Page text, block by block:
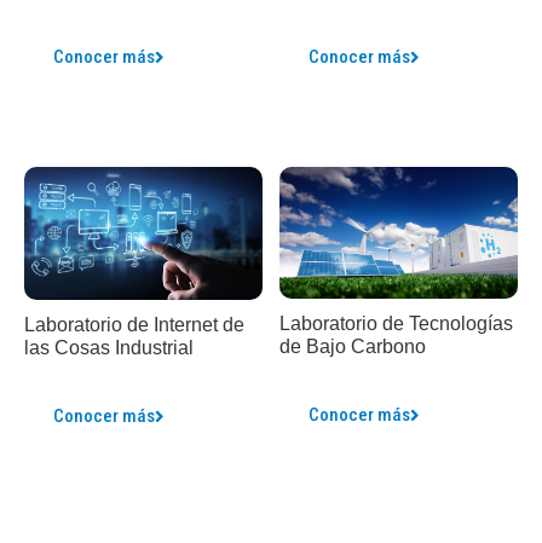
Conocer más Conocer más
Laboratorio de Internet de
las Cosas Industrial​
Conocer más
Laboratorio de Tecnologías
de Bajo Carbono
Conocer más